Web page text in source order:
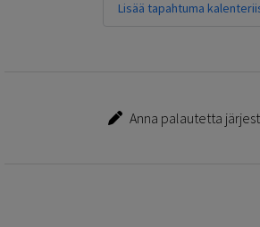
Lisää tapahtuma
Anna palautetta